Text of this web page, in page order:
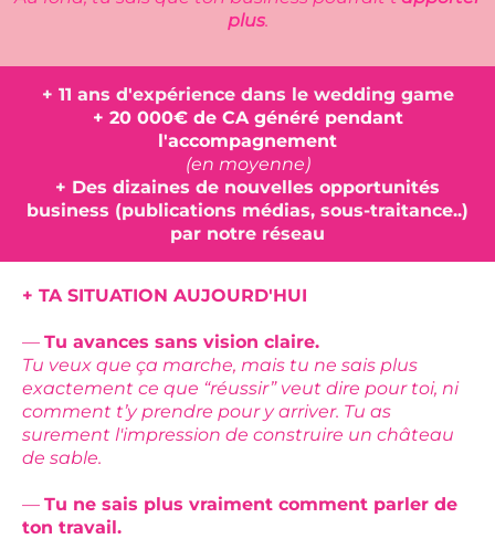
plus.
+ 11 ans d'expérience dans le wedding game
+ 20 000€ de CA généré pendant
l'accompagnement
(en moyenne)
+ Des dizaines de nouvelles opportunités
business (publications médias, sous-traitance..)
par notre réseau
+ TA SITUATION AUJOURD'HUI
— Tu avances sans vision claire.
Tu veux que ça marche, mais tu ne sais plus
exactement ce que “réussir” veut dire pour toi, ni
comment t’y prendre pour y arriver. Tu as
surement l'impression de construire un château
de sable.
— Tu ne sais plus vraiment comment parler de
ton travail.